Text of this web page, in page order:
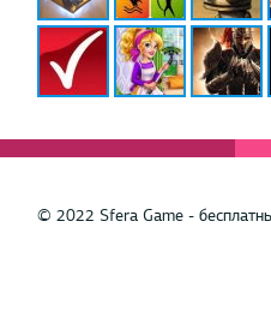
© 2022 Sfera Game -